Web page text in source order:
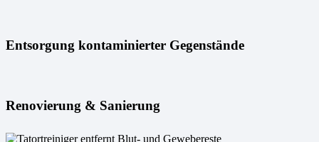
Entsorgung kontaminierter Gegenstände
Renovierung & Sanierung